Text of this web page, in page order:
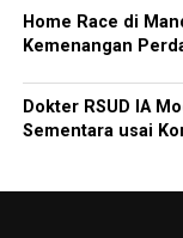
Home Race di
Kemenangan
Dokter RSUD IA
Sementara usai